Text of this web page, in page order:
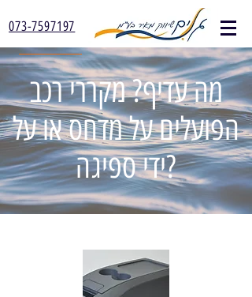
073-7597197
מה עדיף? מקררי רכב
הפועלים על מדחס או על
ידי ספיגה?